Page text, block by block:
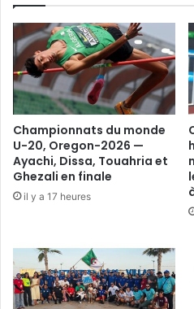
juin
à
Alger
Championnats du monde
U-20, Oregon-2026 —
Ayachi, Dissa, Touahria et
Ghezali en finale
il y a 17 heures